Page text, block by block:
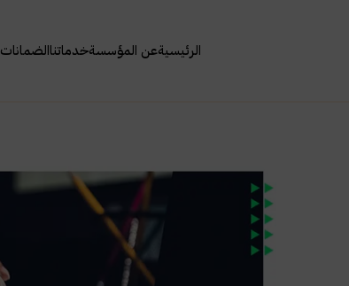
الرئيسيةعن المؤسسةخدماتناالضمانات